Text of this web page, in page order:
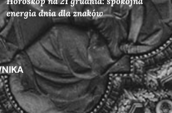
energia dnia dla znaków